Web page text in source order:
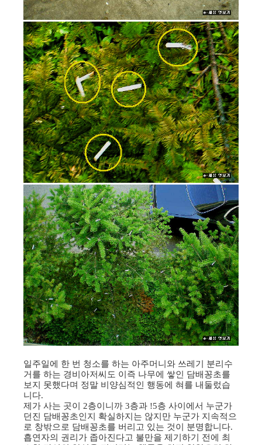
일주일에 한 번 청소를 하는 아주머니와 쓰레기 분리수
거를 하는 경비아저씨도 이즉 나무에 쌓인 담배꽁초를
보지 못했다며 정말 비양심적인 행동에 혀를 내둘렀습
니다.
제가 사는 곳이 2층이니까 3층과 !5층 사이에서 누군가
던진 담배꽁초인지 확실하지는 않지만 누군가 지속적으
로 창밖으로 담배꽁초를 버리고 있는 것이 분명합니다.
흡연자의 권리가 좁아진다고 불만을 제기하기 전에 최